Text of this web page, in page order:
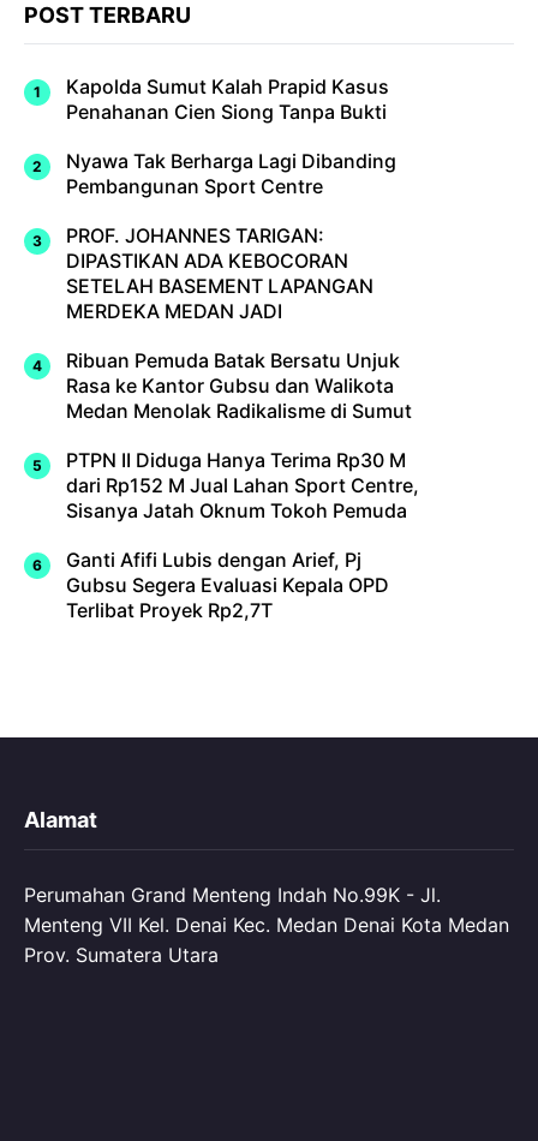
POST TERBARU
Kapolda Sumut Kalah Prapid Kasus
Penahanan Cien Siong Tanpa Bukti
Nyawa Tak Berharga Lagi Dibanding
Pembangunan Sport Centre
PROF. JOHANNES TARIGAN:
DIPASTIKAN ADA KEBOCORAN
SETELAH BASEMENT LAPANGAN
MERDEKA MEDAN JADI
Ribuan Pemuda Batak Bersatu Unjuk
Rasa ke Kantor Gubsu dan Walikota
Medan Menolak Radikalisme di Sumut
PTPN II Diduga Hanya Terima Rp30 M
dari Rp152 M Jual Lahan Sport Centre,
Sisanya Jatah Oknum Tokoh Pemuda
Ganti Afifi Lubis dengan Arief, Pj
Gubsu Segera Evaluasi Kepala OPD
Terlibat Proyek Rp2,7T
Alamat
Perumahan Grand Menteng Indah No.99K - Jl.
Menteng VII Kel. Denai Kec. Medan Denai Kota Medan
Prov. Sumatera Utara